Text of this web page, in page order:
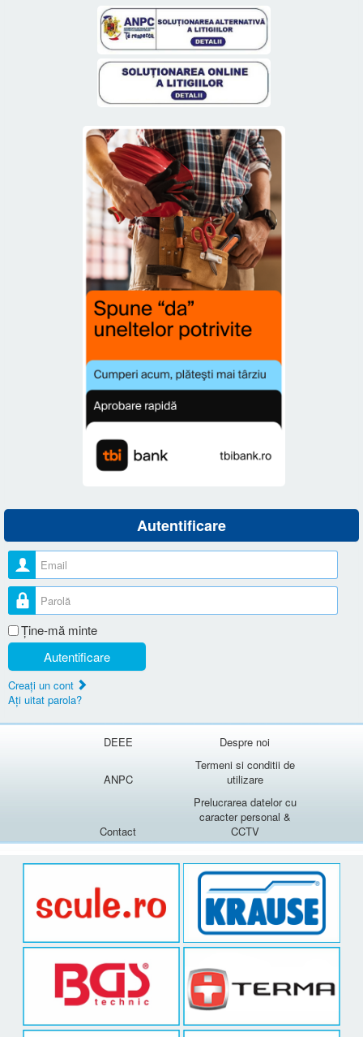
Autentificare
Nume utilizator
Parolă
Ţine-mă minte
Autentificare
Creaţi un cont
Aţi uitat parola?
DEEE Despre noi
ANPC
Termeni si conditii de
utilizare
Contact
Prelucrarea datelor cu
caracter personal &
CCTV